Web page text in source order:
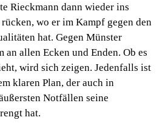
Rieckmann dann wieder ins
wo er im Kampf gegen den
hat. Gegen Münster
allen Ecken und Enden. Ob es
wird sich zeigen. Jedenfalls ist
klaren Plan, der auch in
Notfällen seine
hat.